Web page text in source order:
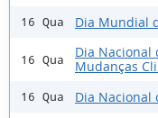
16 Qua Dia Mundial
16 Qua
Dia Nacional
Mudanças
16 Qua Dia Nacional